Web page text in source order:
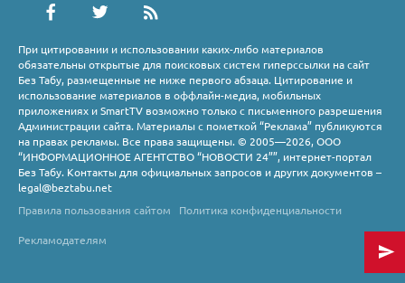
При цитировании и использовании каких-либо материалов
обязательны открытые для поисковых систем гиперссылки на сайт
Без Табу, размещенные не ниже первого абзаца. Цитирование и
использование материалов в оффлайн-медиа, мобильных
приложениях и SmartTV возможно только с письменного разрешения
Администрации сайта. Материалы с пометкой “Реклама” публикуются
на правах рекламы. Все права защищены. © 2005—2026, ООО
“ИНФОРМАЦИОННОЕ АГЕНТСТВО “НОВОСТИ 24””, интернет-портал
Без Табу. Контакты для официальных запросов и других документов –
legal@beztabu.net
Правила пользования сайтом
Политика конфиденциальности
Рекламодателям